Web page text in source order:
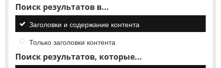
Поиск результатов в...
Заголовки и содержание контента
Только заголовки контента
Поиск результатов, которые...